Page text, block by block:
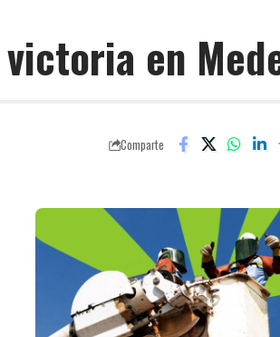
victoria en
Comparte